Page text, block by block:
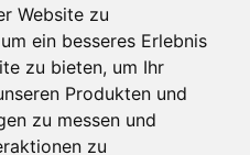
Website zu
um ein besseres Erlebnis
zu bieten, um Ihr
Produkten und
zu messen und
zu